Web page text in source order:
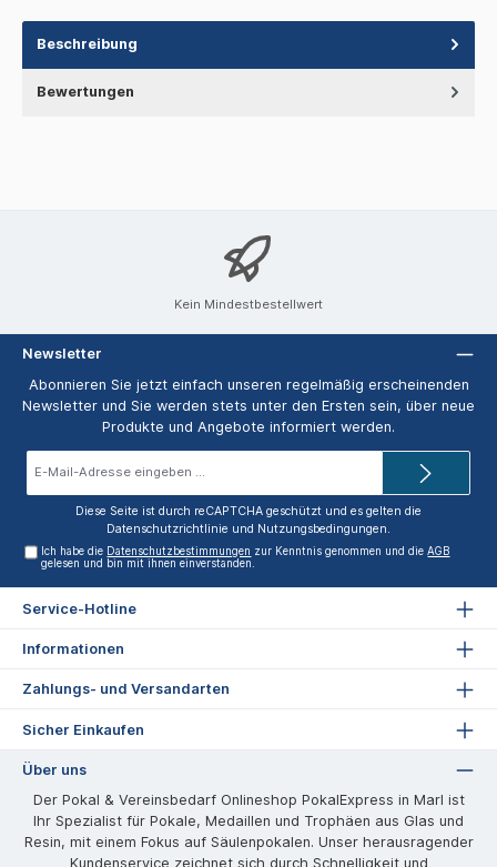
Beschreibung
Bewertungen
Kein Mindestbestellwert
Newsletter
Abonnieren Sie jetzt einfach unseren regelmäßig erscheinenden
Newsletter und Sie werden stets unter den Ersten sein, über neue
Produkte und Angebote informiert werden.
Diese Seite ist durch reCAPTCHA geschützt und es gelten die
Datenschutzrichtlinie und Nutzungsbedingungen.
Ich habe die Datenschutzbestimmungen zur Kenntnis genommen und dieAGB
gelesen und bin mit ihnen einverstanden.
Service-Hotline
Informationen
Zahlungs- und Versandarten
Sicher Einkaufen
Über uns
Der Pokal & Vereinsbedarf Onlineshop PokalExpress in Marl ist
Ihr Spezialist für Pokale, Medaillen und Trophäen aus Glas und
Resin, mit einem Fokus auf Säulenpokalen. Unser herausragender
Kundenservice zeichnet sich durch Schnelligkeit und